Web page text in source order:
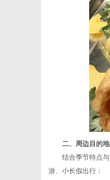
二、周边目的地
结合季节特点与
游、小长假出行：